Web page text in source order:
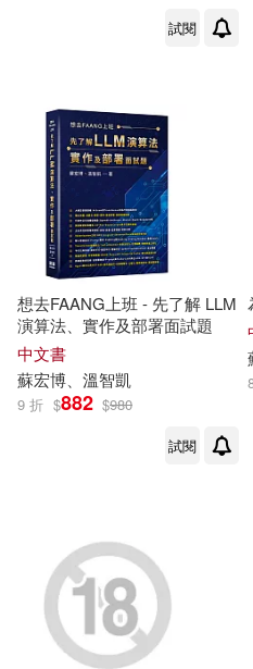
八田鮎子(23)
小紅花童書工作室(23)
張秋林(23)
蘇募ロウ(23) 蘇
（德）叔本華(23)
（英）威廉·莎士比亞(23)
中國地圖出版社(22)
孫易新(22)
復旦大學出版社(135)
九州出版社(133)
安徽少年兒童出版社(133)
廣西師範大學出版社
Milkyway(129)
北京工業大學出版社(127)
博碩(126)
試閱
想去FAANG上班 - 先了解 LLM
演算法、實作及部署面試題
中文書
蘇宏博、溫智凱
9 折 $882 $980
試閱